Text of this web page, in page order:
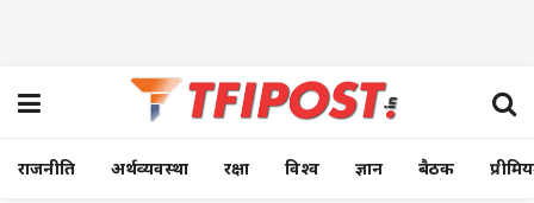
राजनीति अर्थव्यवस्था रक्षा विश्व ज्ञान बैठक